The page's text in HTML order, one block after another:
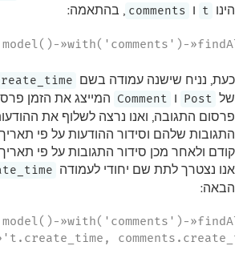
הינו t ו comments , בהתאמה:
»with('comments')-
כעת, נניח שישנה עמודה בשם
של Post ו Comment המייצג את הזמן
פרסום התגובה, ואנו נרצה לשלוף את
התגובות שלהם וסידור ההודעות על פי
קודם ולאחר מכן סידור התגובות על פי
אנו נצטרך לתת שם יחודי לעמודה
הבאה:
»with('comments')-